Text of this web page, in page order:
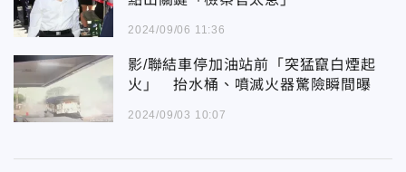
2024/09/06 11:36
影/聯結車停加油站前「突猛竄白煙起
火」 抬水桶、噴滅火器驚險瞬間曝
2024/09/03 10:07